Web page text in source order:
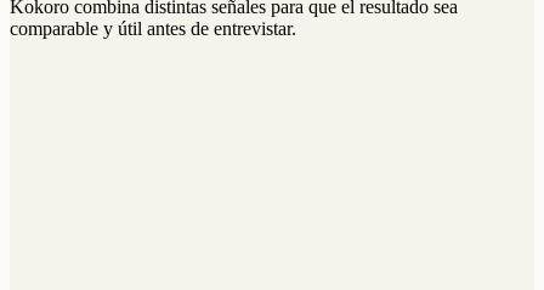
Kokoro combina distintas señales para que el resultado sea
comparable y útil antes de entrevistar.